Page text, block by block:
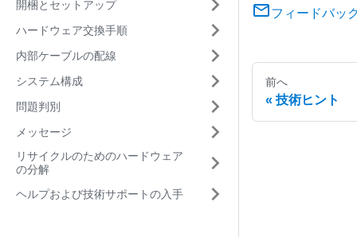
開梱とセットアップ
ハードウェア交換手順
内部ケーブルの配線
システム構成
問題判別
メッセージ
リサイクルのためのハードウェア
の分解
ヘルプおよび技術サポートの入手
フィードバッ
前へ
技術ヒント